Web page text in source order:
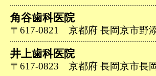
角谷歯科医院
〒617-0821 京都府 長岡京市野
井上歯科医院
〒617-0823 京都府 長岡京市長